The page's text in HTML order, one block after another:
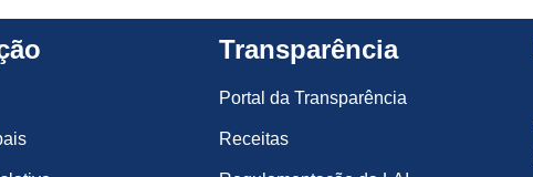
Transparência
Portal da Transparência
Receitas